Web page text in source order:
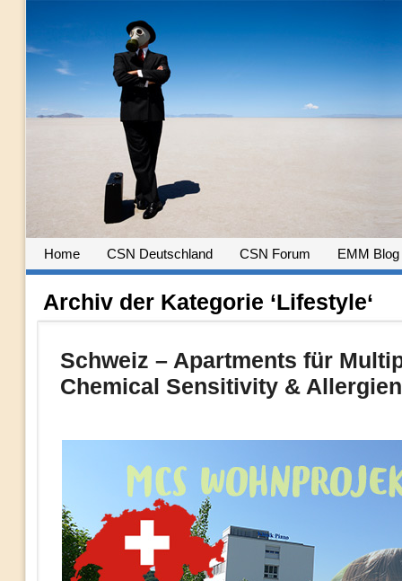
Home CSN Deutschland CSN Forum EMM Blog
Archiv der Kategorie ‘Lifestyle‘
Schweiz – Apartments für
Chemical Sensitivity & Allergien